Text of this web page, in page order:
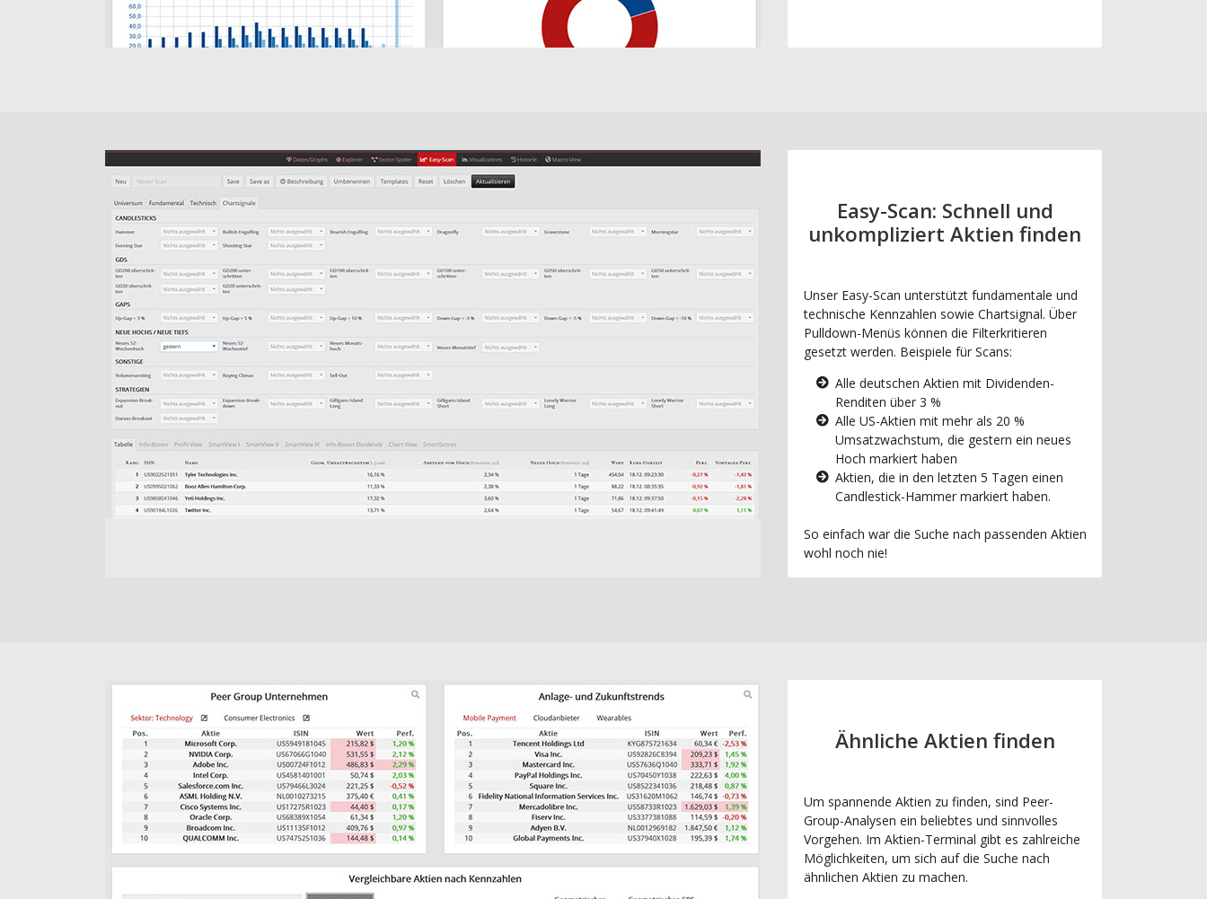
Easy-Scan: Schnell und
unkompliziert Aktien finden
Unser Easy-Scan unterstützt fundamentale und
technische Kennzahlen sowie Chartsignal. Über
Pulldown-Menüs können die Filterkritieren
gesetzt werden. Beispiele für Scans:
Alle deutschen Aktien mit Dividenden-
Renditen über 3 %
Alle US-Aktien mit mehr als 20 %
Umsatzwachstum, die gestern ein neues
Hoch markiert haben
Aktien, die in den letzten 5 Tagen einen
Candlestick-Hammer markiert haben.
So einfach war die Suche nach passenden Aktien
wohl noch nie!
Ähnliche Aktien finden
Um spannende Aktien zu finden, sind Peer-
Group-Analysen ein beliebtes und sinnvolles
Vorgehen. Im Aktien-Terminal gibt es zahlreiche
Möglichkeiten, um sich auf die Suche nach
ähnlichen Aktien zu machen.